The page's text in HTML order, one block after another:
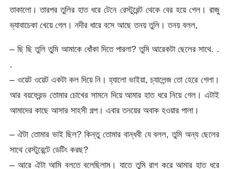
তাকালো। তারপর তুলির হাত ধরে টেনে রেস্টুরেন্ট থেকে বের হয়ে গেল। রাজু
ভ্যাবাচেকা খেয়ে গেল। নদীর ধারে বসে আছে তনয় তুলি। তনয় বলল,
– ছি ছি তুলি তুমি আমাকে ধোঁকা দিতে পারলা? তুমি আরেকটা ছেলের সাথে. .
.
– ওয়েট ওয়েট একটা কল দিয়ে নি। হ্যালো ভাইয়া, চ্যালেন্জ তো হেরে গেলা।
আর বয়ফ্রেন্ড তোমার চোখের সামনে দিয়ে আমার হাত ধরে নিয়ে গেল। এটাই
আমাদের কাছে আসার সাহসী গল্প। এবার তনয়ের অবাক হওয়ার পালা।
– ঐটা তোমার ভাই ছিল? কিন্তু তোমার বান্ধবী যে বলল, তুমি অন্য ছেলের
সাথে রেস্টুরেন্টে ডেটিং করছ?
– আরে ঐটা আমি বলতে বলেছিলাম। যাতে তুমি রাগ করে আমার হাত ধরে